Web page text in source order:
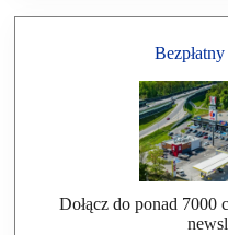
Dołącz do ponad 7000